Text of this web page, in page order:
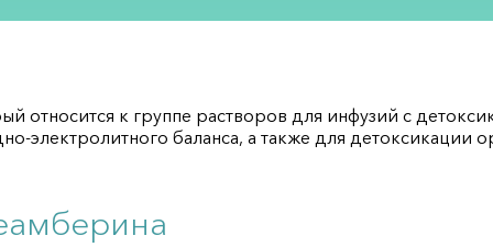
относится к группе растворов для инфузий с
электролитного баланса, а также для детоксикации